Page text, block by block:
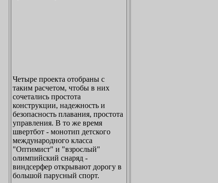
Четыре проекта отобраны с
таким расчетом, чтобы в них
сочетались простота
конструкции, надежность и
безопасность плавания, простота
управления. В то же время
швертбот - монотип детского
международного класса
"Оптимист" и "взрослый"
олимпийский снаряд -
виндсерфер открывают дорогу в
большой парусный спорт.